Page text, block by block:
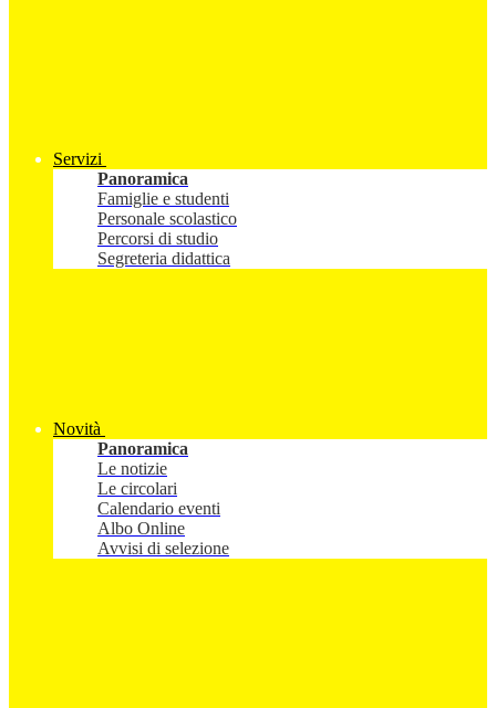
Servizi
Panoramica
Famiglie e studenti
Personale scolastico
Percorsi di studio
Segreteria didattica
Novità
Panoramica
Le notizie
Le circolari
Calendario eventi
Albo Online
Avvisi di selezione